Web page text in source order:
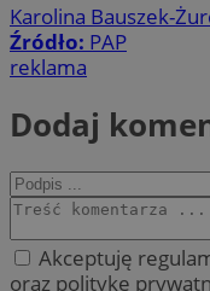
Karolina Bauszek-
Źródło: PAP
reklama
Dodaj
Akceptuję
oraz politykę